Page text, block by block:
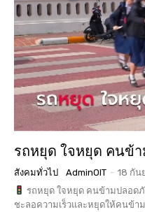
รถหยุด ใจหยุด คนข้
สังคมทั่วไป AdminOIT - 18 กัน
รถหยุด ใจหยุด คนข้ามปลอด
ชะลอความเร็วและหยุดให้คนข้าม